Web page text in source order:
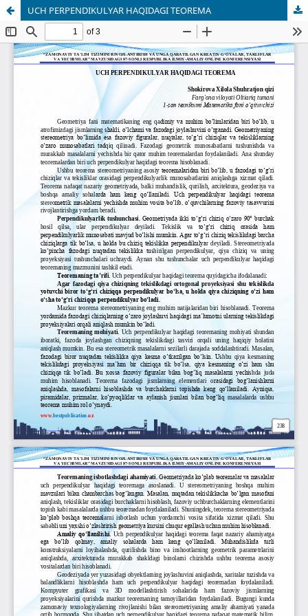
UCH PERPENDIKULYAR HAQIDAGI TEOREMA